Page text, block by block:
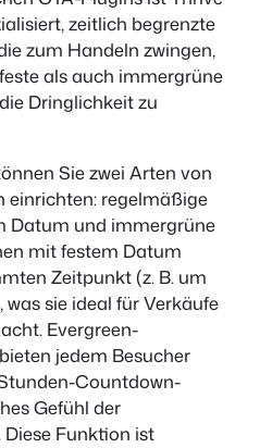
zeitlich begrenzte
zum Handeln zwingen,
als auch immergrüne
Dringlichkeit zu
Sie zwei Arten von
einrichten: regelmäßige
Datum und immergrüne
mit festem Datum
Zeitpunkt (z. B. um
was sie ideal für Verkäufe
Evergreen-
jedem Besucher
Countdown-
Gefühl der
Funktion ist